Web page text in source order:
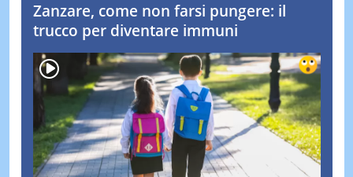
Zanzare, come non farsi pungere: il
trucco per diventare immuni